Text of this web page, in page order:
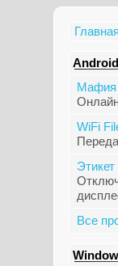
Главная
Android
Мафия
WiFi
Этикет
Все